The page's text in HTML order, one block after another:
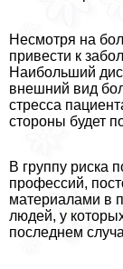
Несмотря на
привести к
Наибольший
внешний вид
стресса
стороны будет
В группу риска
профессий,
материалами в
людей, у
последнем